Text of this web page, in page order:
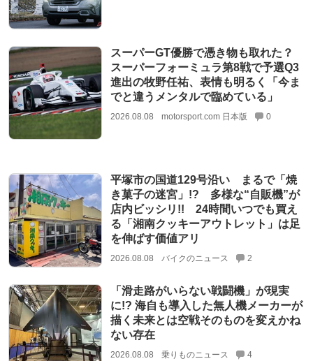
スーパーGT優勝で憑き物も取れた？
スーパーフォーミュラ第8戦で予選Q3
進出の牧野任祐、表情も明るく「今ま
でと違うメンタルで臨めている」
2026.08.08 motorsport.com 日本版 0
平塚市の国道129号沿い まるで「焼
き菓子の迷宮」!? 多様な“自販機”が
店内ビッシリ!! 24時間いつでも買え
る「湘南クッキーアウトレット」は足
を伸ばす価値アリ
2026.08.08 バイクのニュース 2
「滑走路がいらない戦闘機」が現実
に!? 海自も導入した無人機メーカーが
描く未来とは空戦そのものを変えかね
ない存在
2026.08.08 乗りものニュース 4